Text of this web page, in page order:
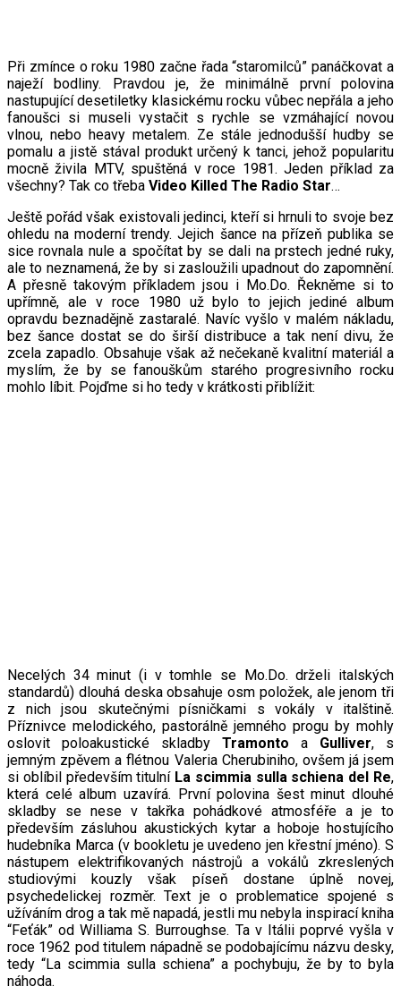
Při zmínce o roku 1980 začne řada “staromilců” panáčkovat a
naježí bodliny. Pravdou je, že minimálně první polovina
nastupující desetiletky klasickému rocku vůbec nepřála a jeho
fanoušci si museli vystačit s rychle se vzmáhající novou
vlnou, nebo heavy metalem. Ze stále jednodušší hudby se
pomalu a jistě stával produkt určený k tanci, jehož popularitu
mocně živila MTV, spuštěná v roce 1981. Jeden příklad za
všechny? Tak co třeba Video Killed The Radio Star…
Ještě pořád však existovali jedinci, kteří si hrnuli to svoje bez
ohledu na moderní trendy. Jejich šance na přízeň publika se
sice rovnala nule a spočítat by se dali na prstech jedné ruky,
ale to neznamená, že by si zasloužili upadnout do zapomnění.
A přesně takovým příkladem jsou i Mo.Do. Řekněme si to
upřímně, ale v roce 1980 už bylo to jejich jediné album
opravdu beznadějně zastaralé. Navíc vyšlo v malém nákladu,
bez šance dostat se do širší distribuce a tak není divu, že
zcela zapadlo. Obsahuje však až nečekaně kvalitní materiál a
myslím, že by se fanouškům starého progresivního rocku
mohlo líbit. Pojďme si ho tedy v krátkosti přiblížit:
Necelých 34 minut (i v tomhle se Mo.Do. drželi italských
standardů) dlouhá deska obsahuje osm položek, ale jenom tři
z nich jsou skutečnými písničkami s vokály v italštině.
Příznivce melodického, pastorálně jemného progu by mohly
oslovit poloakustické skladby Tramonto a Gulliver, s
jemným zpěvem a flétnou Valeria Cherubiniho, ovšem já jsem
si oblíbil především titulní La scimmia sulla schiena del Re,
která celé album uzavírá. První polovina šest minut dlouhé
skladby se nese v takřka pohádkové atmosféře a je to
především zásluhou akustických kytar a hoboje hostujícího
hudebníka Marca (v bookletu je uvedeno jen křestní jméno). S
nástupem elektrifikovaných nástrojů a vokálů zkreslených
studiovými kouzly však píseň dostane úplně novej,
psychedelickej rozměr. Text je o problematice spojené s
užíváním drog a tak mě napadá, jestli mu nebyla inspirací kniha
“Feťák” od Williama S. Burroughse. Ta v Itálii poprvé vyšla v
roce 1962 pod titulem nápadně se podobajícímu názvu desky,
tedy “La scimmia sulla schiena” a pochybuju, že by to byla
náhoda.